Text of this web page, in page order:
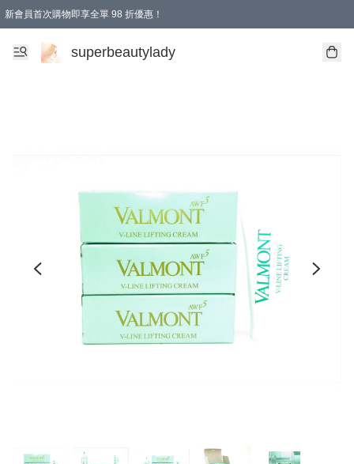
新會員首次購物即享全單 98 折優惠！
會員折扣優惠
superbeautylady